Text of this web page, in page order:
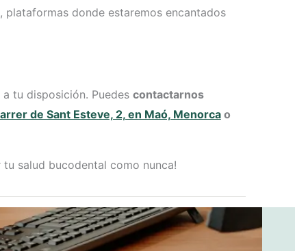
, plataformas donde estaremos encantados
tu disposición. Puedes contactarnos
de Sant Esteve, 2, en Maó, Menorcao
salud bucodental como nunca!